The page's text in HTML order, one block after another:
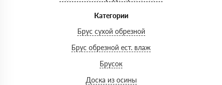
Категории
Брус сухой обрезной
Брус обрезной ест. влаж
Брусок
Доска из осины